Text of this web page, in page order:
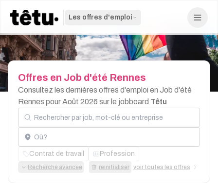
Les offres d'emploi
Offres en Job d'été Rennes
Consultez les dernières offres d'emploi en Job d'été
Rennes pour Août 2026 sur le jobboard Têtu
Rechercher par job, mot-clé ou entreprise
Localisation
Contrat de travail Profession
Recherche avancée réinitialiser voir toutes les offres